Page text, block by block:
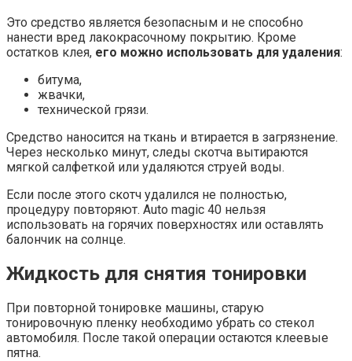
Это средство является безопасным и не способно
нанести вред лакокрасочному покрытию. Кроме
остатков клея, его можно использовать для удаления:
битума,
жвачки,
технической грязи.
Средство наносится на ткань и втирается в загрязнение.
Через несколько минут, следы скотча вытираются
мягкой салфеткой или удаляются струей воды.
Если после этого скотч удалился не полностью,
процедуру повторяют. Auto magic 40 нельзя
использовать на горячих поверхностях или оставлять
балончик на солнце.
Жидкость для снятия тонировки
При повторной тонировке машины, старую
тонировочную пленку необходимо убрать со стекол
автомобиля. После такой операции остаются клеевые
пятна.